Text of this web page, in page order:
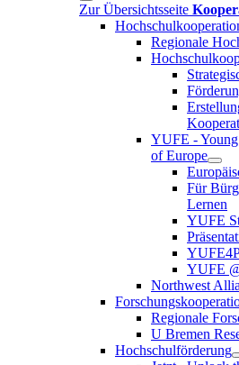
Zur Übersichtsseite
Regionale
YUFE -
of Europe
Für
Lernen
YUFE
YUFE
Northwest
Regionale
U Bremen
Hochschulförderung